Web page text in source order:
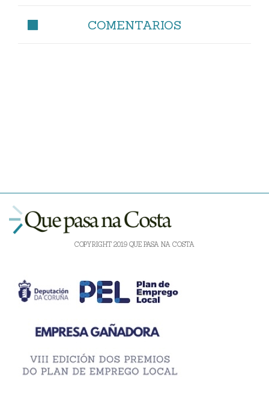
COMENTARIOS
COPYRIGHT 2019 QUE PASA NA COSTA